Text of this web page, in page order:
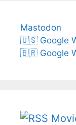
Mastodon
🇺🇸 Google
🇧🇷 Google